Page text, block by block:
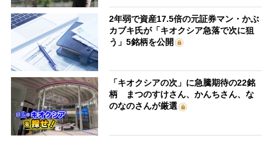
2年弱で資産17.5倍の元証券マン・かぶ
カブキ氏が「キオクシア急落で次に狙
う」5銘柄を公開
「キオクシアの次」に急騰期待の22銘
柄 まつのすけさん、かんちさん、な
のなのさんが厳選